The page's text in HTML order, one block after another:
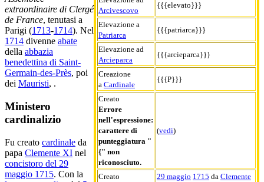
Arcivescovo
{{{elevato}}}
Elevazione a
Patriarca
{{{patriarca}}}
Elevazione ad
Arcieparca
{{{arcieparca}}}
Creazione
a Cardinale
{{{P}}}
Creato
Errore
nell'espressione:
carattere di
punteggiatura "
{" non
riconosciuto.
(vedi)
Creato
29 maggio 1715 da Clemente
extraordinaire di Clergé
de France, tenutasi a
Parigi (1713-1714). Nel
1714 divenne abate
della abbazia
benedettina di Saint-
Germain-des-Près, poi
dei Mauristi, .
Ministero
cardinalizio
Fu creato cardinale da
papa Clemente XI nel
concistoro del 29
maggio 1715. Con la